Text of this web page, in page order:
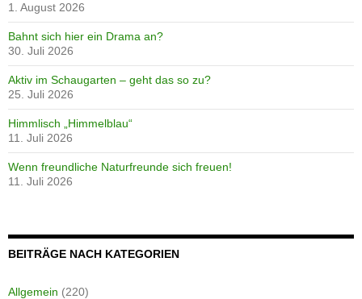
1. August 2026
Bahnt sich hier ein Drama an?
30. Juli 2026
Aktiv im Schaugarten – geht das so zu?
25. Juli 2026
Himmlisch „Himmelblau“
11. Juli 2026
Wenn freundliche Naturfreunde sich freuen!
11. Juli 2026
BEITRÄGE NACH KATEGORIEN
Allgemein (220)